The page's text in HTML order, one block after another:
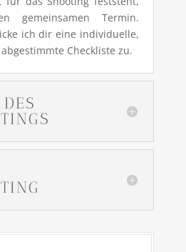
gemeinsamen Termin.
ich dir eine individuelle,
Checkliste zu.